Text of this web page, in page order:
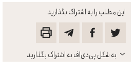
این مطلب را به اشتراک بگذارید
باز
کنید
به شکل پی‌دی‌اف به اشتراک بگذارید